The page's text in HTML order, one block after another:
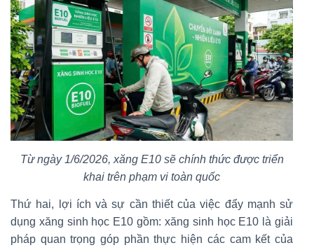
Từ ngày 1/6/2026, xăng E10 sẽ chính thức được triển
khai trên phạm vi toàn quốc
Thứ hai, lợi ích và sự cần thiết của việc đẩy mạnh sử
dụng xăng sinh học E10 gồm: xăng sinh học E10 là giải
pháp quan trọng góp phần thực hiện các cam kết của